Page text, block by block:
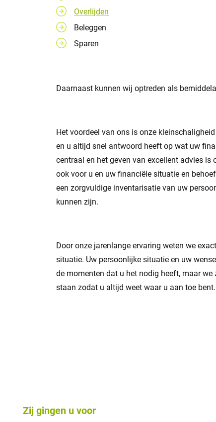
Overlijden
Beleggen
Sparen
Daarnaast kunnen wij optreden als
Het voordeel van ons is onze
en u altijd snel antwoord heeft op wat uw
centraal en het geven van excellent advies
ook voor u en uw financiële situatie en
een zorgvuldige inventarisatie van uw
kunnen zijn.
Door onze jarenlange ervaring weten we
situatie. Uw persoonlijke situatie en uw
de momenten dat u het nodig heeft, maar
staan zodat u altijd weet waar u aan toe bent.
Zij gingen u voor